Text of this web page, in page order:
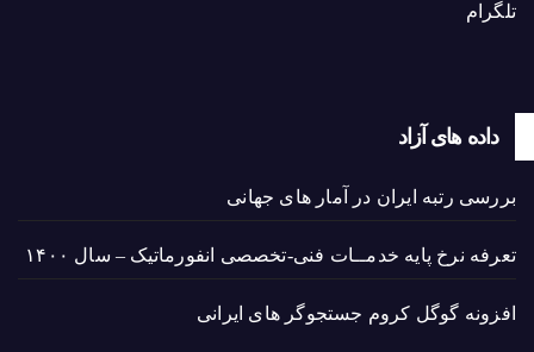
تلگرام
داده های آزاد
بررسی رتبه ایران در آمار های جهانی
تعرفه نرخ پایه خدمــات فنی-تخصصی انفورماتیک – سال ۱۴۰۰
افزونه گوگل کروم جستجوگر های ایرانی